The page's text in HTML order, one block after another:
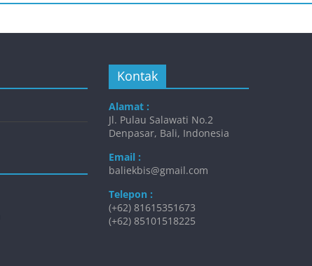
Kontak
Alamat :
Jl. Pulau Salawati No.2
Denpasar, Bali, Indonesia
Email :
baliekbis@gmail.com
Telepon :
(+62) 81615351673
(+62) 85101518225